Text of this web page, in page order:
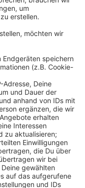
Busnetz,
nach eigenen
streichen – das
1,2 Prozent der
mussten acht
wie sich
kann die
nur